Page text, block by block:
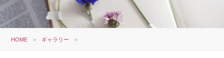
HOME > ギャラリー >